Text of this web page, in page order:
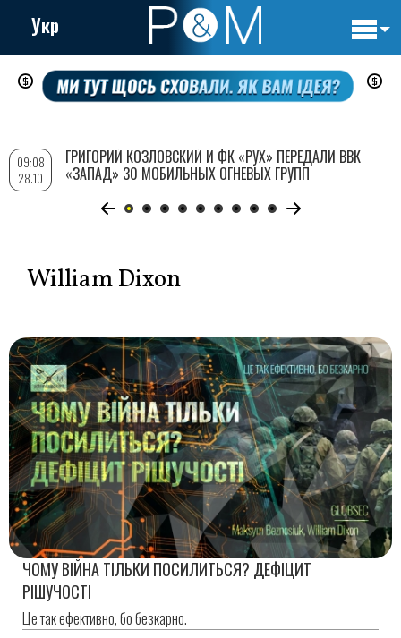
Перейти
содержанию
Укр
William Dixon
ЧОМУ ВІЙНА ТІЛЬКИ ПОСИЛИТЬСЯ? ДЕФІЦИТ
РІШУЧОСТІ
Це так ефективно, бо безкарно.
09:08
28.10
ГРИГОРИЙ КОЗЛОВСКИЙ И ФК «РУХ» ПЕРЕДАЛИ ВВК
«ЗАПАД» 30 МОБИЛЬНЫХ ОГНЕВЫХ ГРУПП